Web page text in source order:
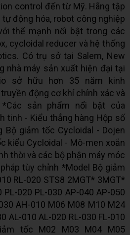
control đến từ Mỹ. Hãng tập
động hóa, robot công nghiệp
thế mạnh nổi bật trong các
cycloidal reducer và hệ thống
Có trụ sở tại Salem, New
nhà máy sản xuất hiện đại tại
sở hữu hơn 35 năm kinh
động cơ khí chính xác và
*Các sản phẩm nổi bật của
tinh - Kiểu thẳng hàng Hộp số
Bộ giảm tốc Cycloidal - Dojen
kiểu Cycloidal - Mô-men xoắn
thời và các bộ phận máy móc
tùy chỉnh *Model Bộ giảm
RL-020 STS8 2MGT* 3MGT*
PL-020 PL-030 AP-040 AP-050
AH-010 M06 M08 M10 M24
AL-010 AL-020 RL-030 FL-010
tốc M02 M03 M04 M05